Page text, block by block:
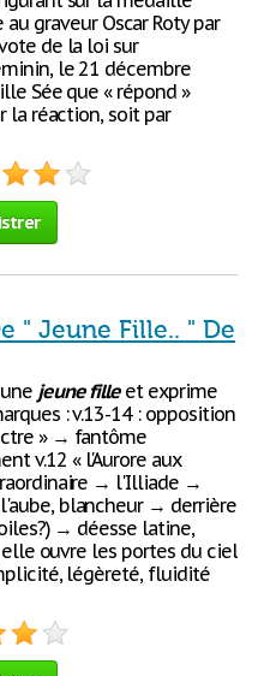
graveur Oscar Roty par
de la loi sur
le 21 décembre
Sée que « répond »
la réaction, soit par
" Jeune Fille.. " De
jeune filleet exprime
: v.13-14 : opposition
» → fantôme
v.12 « l'Aurore aux
→ l'Illiade →
blancheur → derrière
→ déesse latine,
ouvre les portes du ciel
légèreté, fluidité